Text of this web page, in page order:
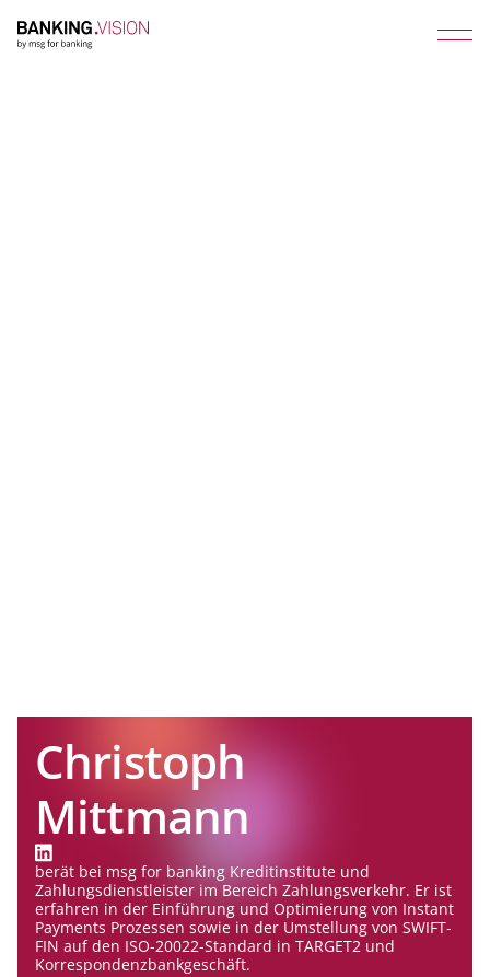
Christoph
Mittmann
berät bei msg for banking Kreditinstitute und
Zahlungsdienstleister im Bereich Zahlungsverkehr. Er ist
erfahren in der Einführung und Optimierung von Instant
Payments Prozessen sowie in der Umstellung von SWIFT-
FIN auf den ISO-20022-Standard in TARGET2 und
Korrespondenzbankgeschäft.